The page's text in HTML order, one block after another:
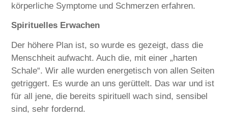
körperliche Symptome und Schmerzen erfahren.
Spirituelles Erwachen
Der höhere Plan ist, so wurde es gezeigt, dass die
Menschheit aufwacht. Auch die, mit einer „harten
Schale“. Wir alle wurden energetisch von allen Seiten
getriggert. Es wurde an uns gerüttelt. Das war und ist
für all jene, die bereits spirituell wach sind, sensibel
sind, sehr fordernd.